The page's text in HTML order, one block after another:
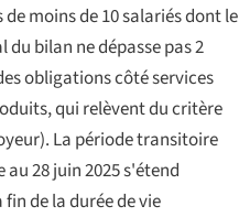
moins de 10 salariés dont le
bilan ne dépasse pas 2
obligations côté services
qui relèvent du critère
La période transitoire
28 juin 2025 s'étend
de la durée de vie